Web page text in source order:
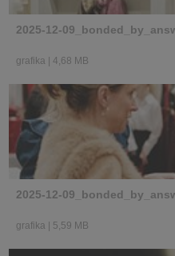
2025-12-
grafika 4,68 MB
2025-12-
grafika 5,59 MB